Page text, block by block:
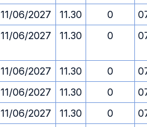
11/06/2027 11.30 0
11/06/2027 11.30 0
11/06/2027 11.30 0
11/06/2027 11.30 0
11/06/2027 11.30 0